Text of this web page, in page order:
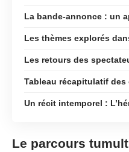
La bande-annonce : un
Les thèmes explorés
Les retours des
Tableau récapitulatif
Un récit intemporel :
Le parcours